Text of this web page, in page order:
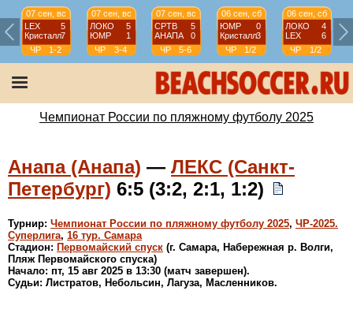
07 сен, вс
LEX
5
Кристалл7
ЧР
1-2
07 сен, вс
ЛОКО
5
ЮМР
1
ЧР
3-4
07 сен, вс
СРТВ
5
АНАПА
0
ЧР
5-6
06 сен, сб
ЮМР
0
Кристалл3
ЧР
1/2
06 сен, сб
ЛОКО
4
LEX
6
ЧР
1/2
Чемпионат России по пляжному футболу 2025
Анапа (Анапа) — ЛЕКС (Санкт-
Петербург) 6:5 (3:2, 2:1, 1:2)
Турнир: Чемпионат России по пляжному футболу 2025, ЧР-2025.
Суперлига, 16 тур. Самара
Стадион: Первомайский спуск (г. Самара, Набережная р. Волги,
Пляж Первомайского спуска)
Начало: пт, 15 авг 2025 в 13:30 (матч завершен).
Судьи: Листратов, Небольсин, Лагуза, Масленников.